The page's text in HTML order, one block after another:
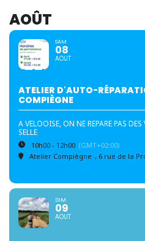
AOÛT
SAM
08
AOUT
ATELIER D'AUTO-
COMPIÈGNE
A VELOOISE, ON NE REPARE PAS
SELLE
10h00 - 12h00 (GMT+02:00)
Atelier Compiègne , 6 rue de la
DIM
09
AOUT